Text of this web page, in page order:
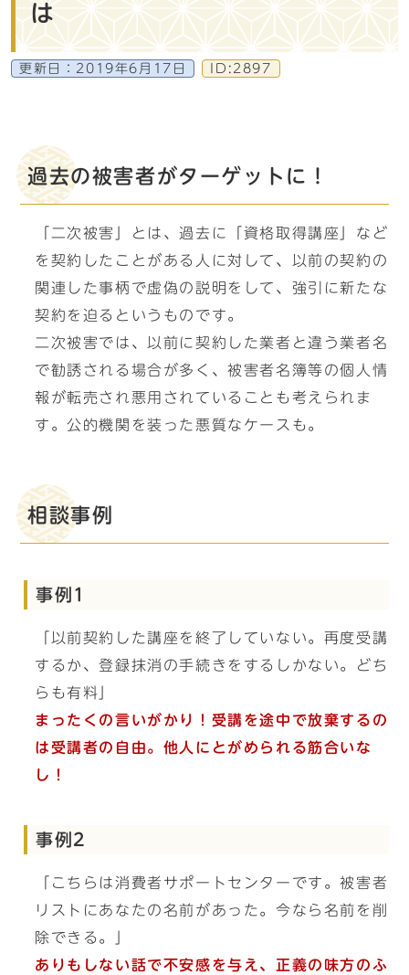
は
更新日： 2019年6月17日 ID:2897
過去の被害者がターゲットに！
「二次被害」とは、過去に「資格取得講座」など
を契約したことがある人に対して、以前の契約の
関連した事柄で虚偽の説明をして、強引に新たな
契約を迫るというものです。
二次被害では、以前に契約した業者と違う業者名
で勧誘される場合が多く、被害者名簿等の個人情
報が転売され悪用されていることも考えられま
す。公的機関を装った悪質なケースも。
相談事例
事例1
「以前契約した講座を終了していない。再度受講
するか、登録抹消の手続きをするしかない。どち
らも有料」
まったくの言いがかり！受講を途中で放棄するの
は受講者の自由。他人にとがめられる筋合いな
し！
事例2
「こちらは消費者サポートセンターです。被害者
リストにあなたの名前があった。今なら名前を削
除できる。」
ありもしない話で不安感を与え、正義の味方のふ